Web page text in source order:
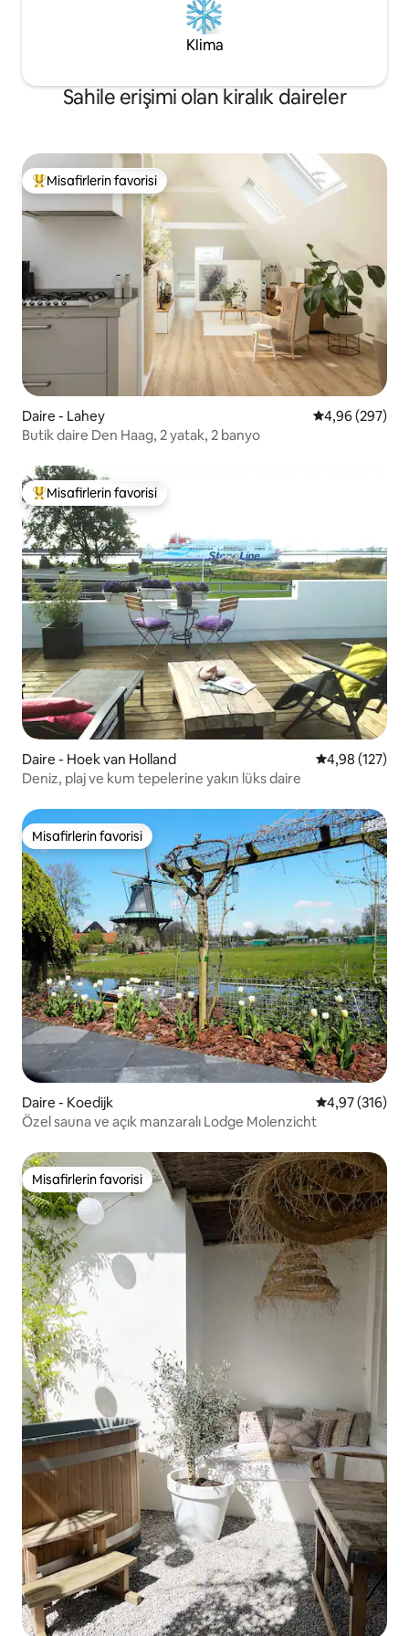
Klima
Sahile erişimi olan kiralık daireler
Misafirlerin favorilerinden en beğenilenler arasında
Misafirlerin favorisi
Daire - Lahey 5 üzerinden
4,96 (297)
Butik daire Den Haag, 2 yatak, 2 banyo
Misafirlerin favorilerinden en beğenilenler arasında
Misafirlerin favorisi
Daire - Hoek van Holland 5 üzerinden
4,98 (127)
Deniz, plaj ve kum tepelerine yakın lüks daire
Misafirlerin favorisi
Misafirlerin favorisi
Daire - Koedijk 5 üzerinden
4,97 (316)
Özel sauna ve açık manzaralı Lodge Molenzicht
Misafirlerin favorisi
Misafirlerin favorisi